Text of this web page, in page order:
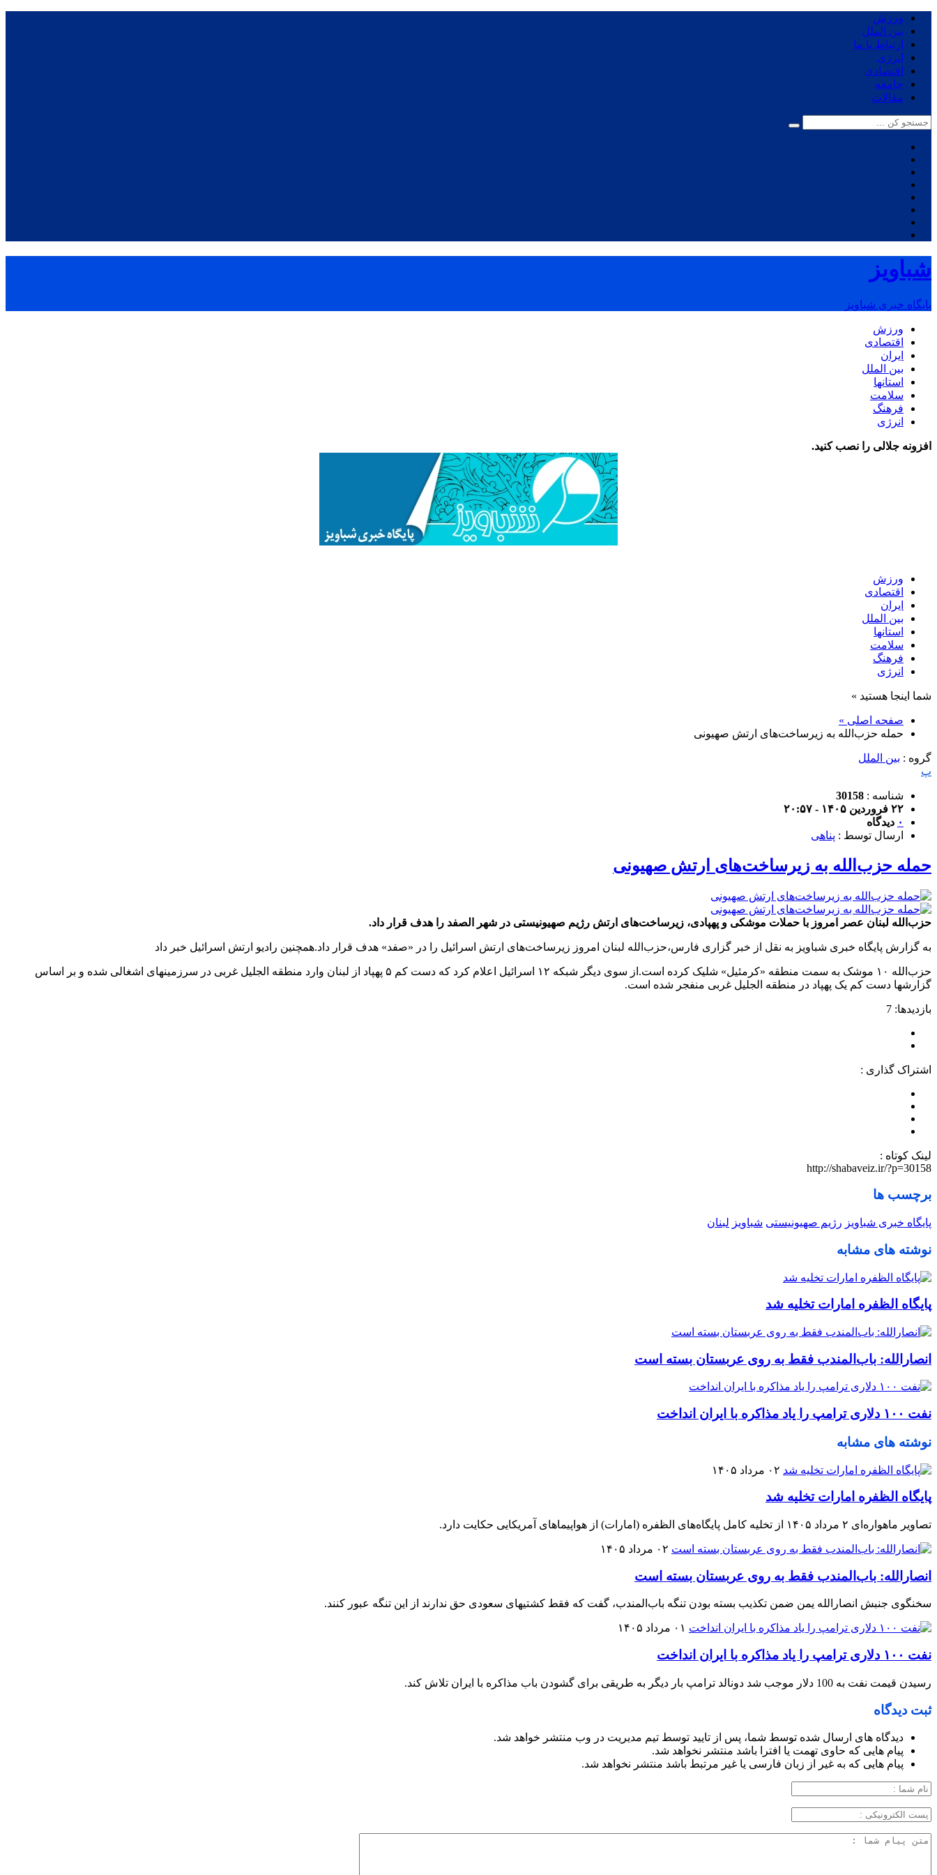
ورزش
بین الملل
ارتباط با ما
انرژی
اقتصادی
جامعه
مقالات
شباویز
پایگاه خبری شباویز
ورزش
اقتصادی
ایران
بین الملل
استانها
سلامت
فرهنگ
انرژی
افزونه جلالی را نصب کنید.
ورزش
اقتصادی
ایران
بین الملل
استانها
سلامت
فرهنگ
انرژی
شما اینجا هستید »
صفحه اصلی »
حمله حزب‌الله به زیرساخت‌های ارتش صهیونی
گروه : بین الملل
پ
شناسه : 30158
۲۲ فروردین ۱۴۰۵ - ۲۰:۵۷
۰ دیدگاه
ارسال توسط : پناهی
حمله حزب‌الله به زیرساخت‌های ارتش صهیونی
حزب‌الله لبنان عصر امروز با حملات موشکی و پهپادی، زیرساخت‌های ارتش رژیم صهیونیستی در شهر الصفد را هدف قرار داد.
به گزارش پایگاه خبری شباویز به نقل از خبر گزاری فارس،حزب‌الله لبنان امروز زیرساخت‌های ارتش اسرائیل را در «صفد» هدف قرار داد.همچنین رادیو ارتش اسرائیل خبر داد
حزب‌الله ۱۰ موشک به سمت منطقه «کرمئیل» شلیک کرده است.از سوی دیگر شبکه ۱۲ اسرائیل اعلام کرد که دست کم ۵ پهپاد از لبنان وارد منطقه الجلیل غربی در سرزمینهای اشغالی شده و بر اساس
گزارشها دست کم یک پهپاد در منطقه الجلیل غربی منفجر شده است.
بازدیدها: 7
اشتراک گذاری :
لینک کوتاه :
http://shabaveiz.ir/?p=30158
برچسب ها
پایگاه خبری شباویز رژیم صهیونیستی شباویز لبنان
نوشته های مشابه
پایگاه الظفره امارات تخلیه شد
انصارالله: باب‌المندب فقط به روی عربستان بسته است
نفت ۱۰۰ دلاری ترامپ را یاد مذاکره با ایران انداخت
نوشته های مشابه
۰۲ مرداد ۱۴۰۵
پایگاه الظفره امارات تخلیه شد
تصاویر ماهواره‌ای ۲ مرداد ۱۴۰۵ از تخلیه کامل پایگاه‌های الظفره (امارات) از هواپیماهای آمریکایی حکایت دارد.
۰۲ مرداد ۱۴۰۵
انصارالله: باب‌المندب فقط به روی عربستان بسته است
سخنگوی جنبش انصارالله یمن ضمن تکذیب بسته بودن تنگه باب‌المندب، گفت که فقط کشتیهای سعودی حق ندارند از این تنگه عبور کنند.
۰۱ مرداد ۱۴۰۵
نفت ۱۰۰ دلاری ترامپ را یاد مذاکره با ایران انداخت
رسیدن قیمت نفت به 100 دلار موجب شد دونالد ترامپ بار دیگر به طریقی برای گشودن باب مذاکره با ایران تلاش کند.
ثبت دیدگاه
دیدگاه های ارسال شده توسط شما، پس از تایید توسط تیم مدیریت در وب منتشر خواهد شد.
پیام هایی که حاوی تهمت یا افترا باشد منتشر نخواهد شد.
پیام هایی که به غیر از زبان فارسی یا غیر مرتبط باشد منتشر نخواهد شد.